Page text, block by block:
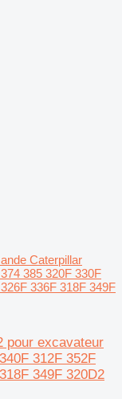
Caterpillar
385 320F 330F
336F 318F 349F
pour excavateur
312F 352F
349F 320D2